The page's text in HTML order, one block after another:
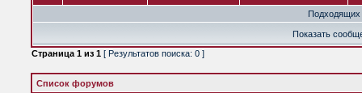
Подходящих
Показать
Страница 1 из 1 [ Результатов поиска: 0 ]
Список форумов